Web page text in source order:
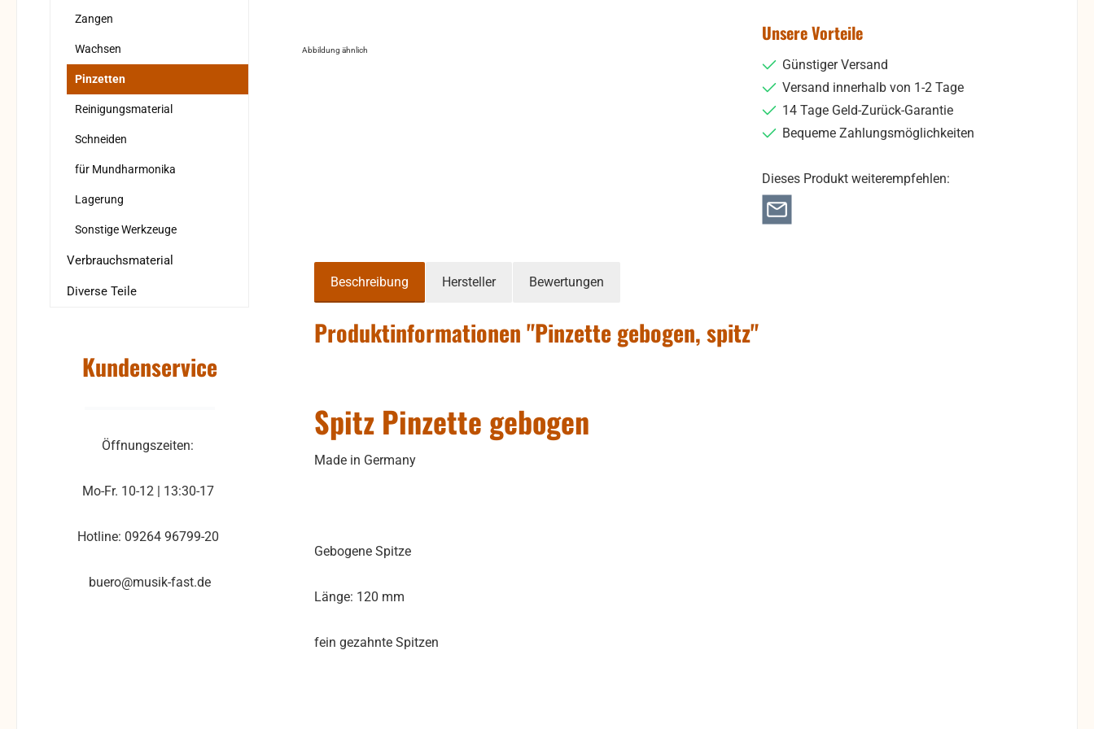
Zangen
Wachsen
Pinzetten
Reinigungsmaterial
Schneiden
für Mundharmonika
Lagerung
Sonstige Werkzeuge
Verbrauchsmaterial
Diverse Teile
Kundenservice
Öffnungszeiten:
Mo-Fr. 10-12 | 13:30-17
Hotline: 09264 96799-20
buero@musik-fast.de
Abbildung ähnlich
Unsere Vorteile
Günstiger Versand
Versand innerhalb von 1-2 Tage
14 Tage Geld-Zurück-Garantie
Bequeme Zahlungsmöglichkeiten
Dieses Produkt weiterempfehlen:
Beschreibung Hersteller Bewertungen
Produktinformationen "Pinzette gebogen, spitz"
Spitz Pinzette gebogen
Made in Germany
Gebogene Spitze
Länge: 120 mm
fein gezahnte Spitzen